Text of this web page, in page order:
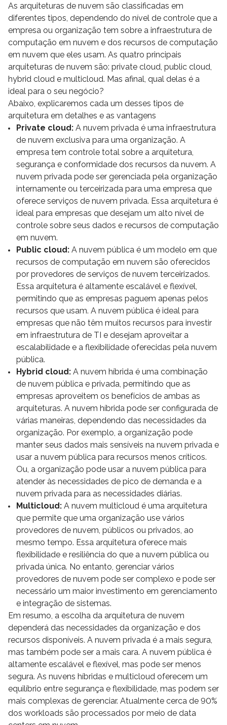
As arquiteturas de nuvem são classificadas em
diferentes tipos, dependendo do nível de controle que a
empresa ou organização tem sobre a infraestrutura de
computação em nuvem e dos recursos de computação
em nuvem que eles usam. As quatro principais
arquiteturas de nuvem são: private cloud, public cloud,
hybrid cloud e multicloud. Mas afinal, qual delas é a
ideal para o seu negócio?
Abaixo, explicaremos cada um desses tipos de
arquitetura em detalhes e as vantagens
Private cloud: A nuvem privada é uma infraestrutura
de nuvem exclusiva para uma organização. A
empresa tem controle total sobre a arquitetura,
segurança e conformidade dos recursos da nuvem. A
nuvem privada pode ser gerenciada pela organização
internamente ou terceirizada para uma empresa que
oferece serviços de nuvem privada. Essa arquitetura é
ideal para empresas que desejam um alto nível de
controle sobre seus dados e recursos de computação
em nuvem.
Public cloud: A nuvem pública é um modelo em que
recursos de computação em nuvem são oferecidos
por provedores de serviços de nuvem terceirizados.
Essa arquitetura é altamente escalável e flexível,
permitindo que as empresas paguem apenas pelos
recursos que usam. A nuvem pública é ideal para
empresas que não têm muitos recursos para investir
em infraestrutura de TI e desejam aproveitar a
escalabilidade e a flexibilidade oferecidas pela nuvem
pública.
Hybrid cloud: A nuvem híbrida é uma combinação
de nuvem pública e privada, permitindo que as
empresas aproveitem os benefícios de ambas as
arquiteturas. A nuvem híbrida pode ser configurada de
várias maneiras, dependendo das necessidades da
organização. Por exemplo, a organização pode
manter seus dados mais sensíveis na nuvem privada e
usar a nuvem pública para recursos menos críticos.
Ou, a organização pode usar a nuvem pública para
atender às necessidades de pico de demanda e a
nuvem privada para as necessidades diárias.
Multicloud: A nuvem multicloud é uma arquitetura
que permite que uma organização use vários
provedores de nuvem, públicos ou privados, ao
mesmo tempo. Essa arquitetura oferece mais
flexibilidade e resiliência do que a nuvem pública ou
privada única. No entanto, gerenciar vários
provedores de nuvem pode ser complexo e pode ser
necessário um maior investimento em gerenciamento
e integração de sistemas.
Em resumo, a escolha da arquitetura de nuvem
dependerá das necessidades da organização e dos
recursos disponíveis. A nuvem privada é a mais segura,
mas também pode ser a mais cara. A nuvem pública é
altamente escalável e flexível, mas pode ser menos
segura. As nuvens híbridas e multicloud oferecem um
equilíbrio entre segurança e flexibilidade, mas podem ser
mais complexas de gerenciar. Atualmente cerca de 90%
dos workloads são processados por meio de data